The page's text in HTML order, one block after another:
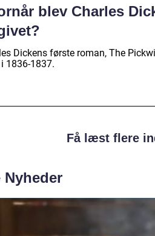
blev Charles
Dickens første roman, The
1836-1837.
Få læst flere
Nyheder